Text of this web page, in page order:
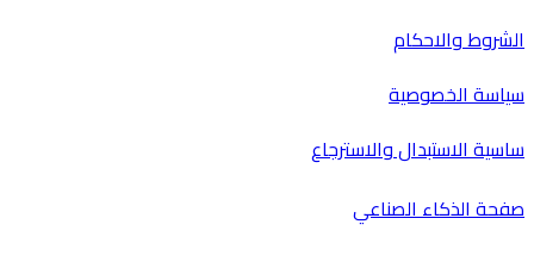
الشروط والاحكام
سياسة الخصوصية
ساسية الاستبدال والاسترجاع
صفحة الذكاء الصناعي